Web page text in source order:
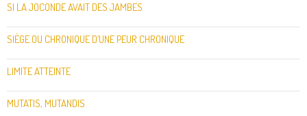
SI LA JOCONDE AVAIT DES JAMBES
SIÈGE OU CHRONIQUE D’UNE PEUR CHRONIQUE
LIMITE ATTEINTE
MUTATIS, MUTANDIS